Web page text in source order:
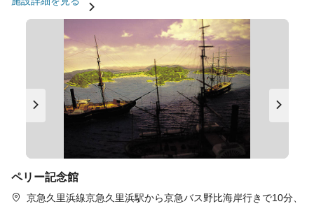
ペリー記念館
京急久里浜線京急久里浜駅から京急バス野比海岸行きで10分、